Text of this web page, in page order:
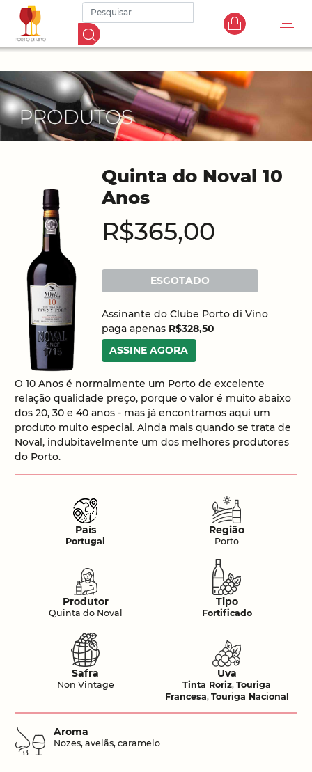
Quinta do Noval 10
Anos
R$365,00
ESGOTADO
Assinante do Clube Porto di Vino
paga apenas R$328,50
ASSINE AGORA
O 10 Anos é normalmente um Porto de excelente
relação qualidade preço, porque o valor é muito abaixo
dos 20, 30 e 40 anos - mas já encontramos aqui um
produto muito especial. Ainda mais quando se trata de
Noval, indubitavelmente um dos melhores produtores
do Porto.
País
Portugal
Região
Porto
Produtor
Quinta do Noval
Tipo
Fortificado
Safra
Non Vintage
Uva
Tinta Roriz, Touriga
Francesa, Touriga Nacional
Aroma
Nozes, avelãs, caramelo